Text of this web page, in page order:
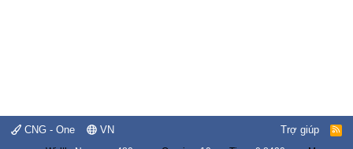
CNG - One VN Trợ giúp
R